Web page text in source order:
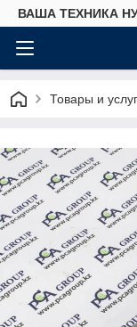
ВАША ТЕХНИКА
Товары и